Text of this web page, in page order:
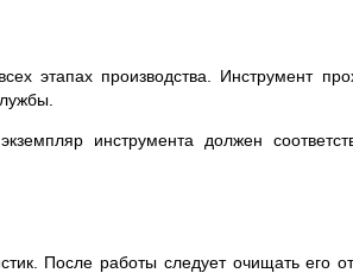
этапах производства. Инструмент
инструмента должен
После работы следует очищать его